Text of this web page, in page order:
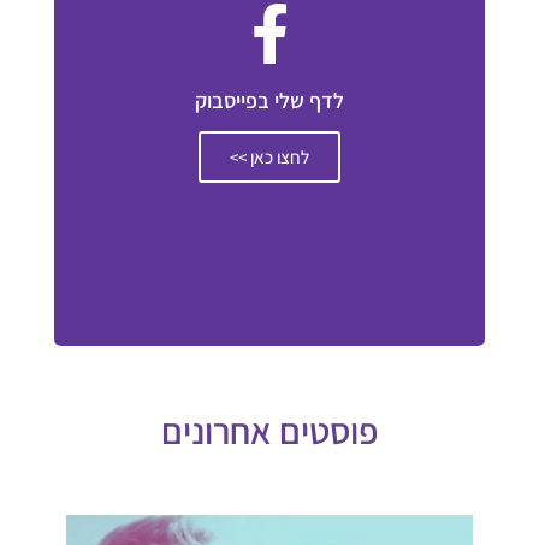
לדף שלי בפייסבוק
לחצו כאן >>
פוסטים אחרונים